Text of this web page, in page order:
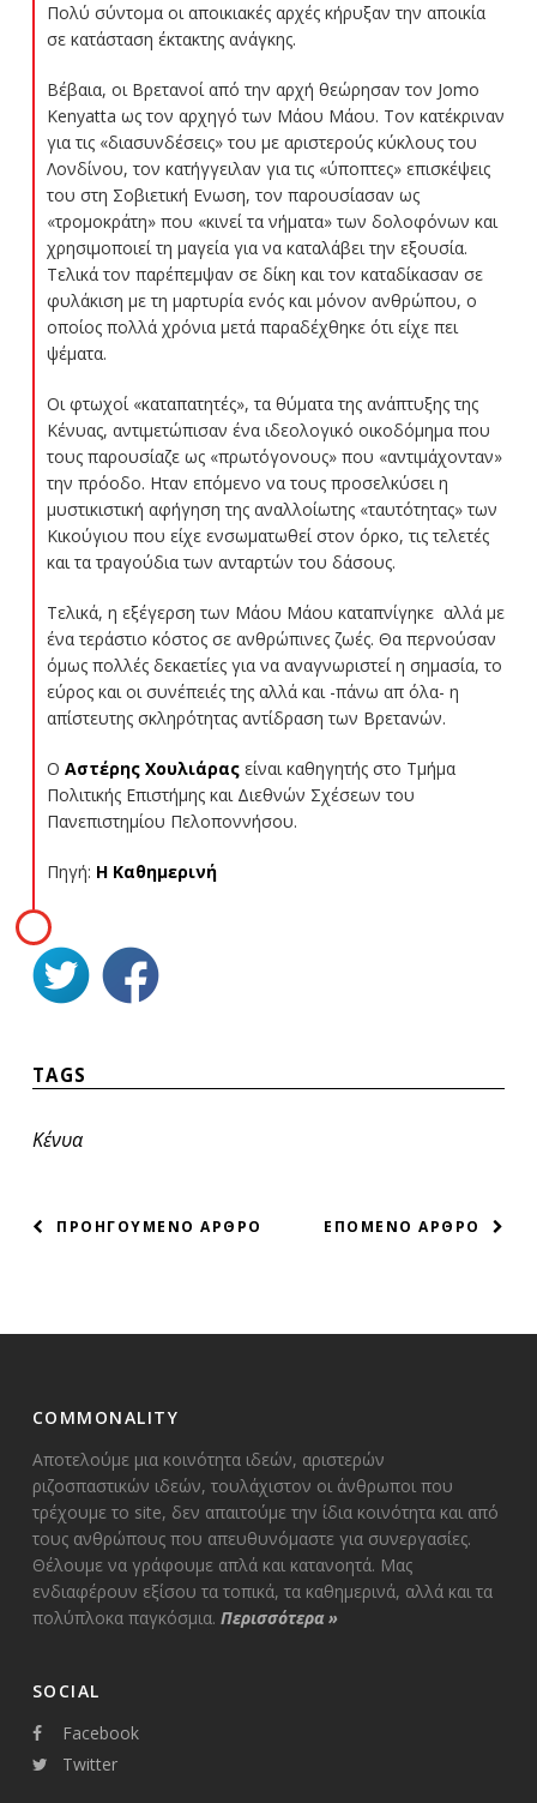
Πολύ σύντομα οι αποικιακές αρχές κήρυξαν την αποικία
σε κατάσταση έκτακτης ανάγκης.
Βέβαια, οι Βρετανοί από την αρχή θεώρησαν τον Jomo
Kenyatta ως τον αρχηγό των Μάου Μάου. Τον κατέκριναν
για τις «διασυνδέσεις» του με αριστερούς κύκλους του
Λονδίνου, τον κατήγγειλαν για τις «ύποπτες» επισκέψεις
του στη Σοβιετική Ενωση, τον παρουσίασαν ως
«τρομοκράτη» που «κινεί τα νήματα» των δολοφόνων και
χρησιμοποιεί τη μαγεία για να καταλάβει την εξουσία.
Τελικά τον παρέπεμψαν σε δίκη και τον καταδίκασαν σε
φυλάκιση με τη μαρτυρία ενός και μόνον ανθρώπου, ο
οποίος πολλά χρόνια μετά παραδέχθηκε ότι είχε πει
ψέματα.
Οι φτωχοί «καταπατητές», τα θύματα της ανάπτυξης της
Κένυας, αντιμετώπισαν ένα ιδεολογικό οικοδόμημα που
τους παρουσίαζε ως «πρωτόγονους» που «αντιμάχονταν»
την πρόοδο. Ηταν επόμενο να τους προσελκύσει η
μυστικιστική αφήγηση της αναλλοίωτης «ταυτότητας» των
Κικούγιου που είχε ενσωματωθεί στον όρκο, τις τελετές
και τα τραγούδια των ανταρτών του δάσους.
Τελικά, η εξέγερση των Μάου Μάου καταπνίγηκε  αλλά με
ένα τεράστιο κόστος σε ανθρώπινες ζωές. Θα περνούσαν
όμως πολλές δεκαετίες για να αναγνωριστεί η σημασία, το
εύρος και οι συνέπειές της αλλά και -πάνω απ όλα- η
απίστευτης σκληρότητας αντίδραση των Βρετανών.
Ο Αστέρης Χουλιάραςείναι καθηγητής στο Τμήμα
Πολιτικής Επιστήμης και Διεθνών Σχέσεων του
Πανεπιστημίου Πελοποννήσου.
Πηγή: Η Καθημερινή
TAGS
Κένυα
ΠΛΟΗΓΗΣΗ
ΕΠΟΜΕΝΟ ΑΡΘΡΟ
ΠΡΟΗΓΟΥΜΕΝΟ ΑΡΘΡΟ
COMMONALITY
Αποτελούμε μια κοινότητα ιδεών, αριστερών
ριζοσπαστικών ιδεών, τουλάχιστον οι άνθρωποι που
τρέχουμε το site, δεν απαιτούμε την ίδια κοινότητα και από
τους ανθρώπους που απευθυνόμαστε για συνεργασίες.
Θέλουμε να γράφουμε απλά και κατανοητά. Μας
ενδιαφέρουν εξίσου τα τοπικά, τα καθημερινά, αλλά και τα
πολύπλοκα παγκόσμια. Περισσότερα»
SOCIAL
Facebook
Twitter